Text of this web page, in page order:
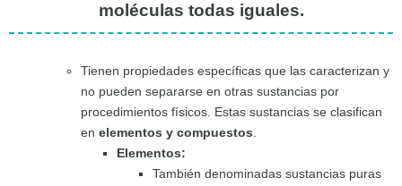
moléculas todas iguales.
Tienen propiedades específicas que las caracterizan y
no pueden separarse en otras sustancias por
procedimientos físicos. Estas sustancias se clasifican
en elementos y compuestos.
Elementos:
También denominadas sustancias puras